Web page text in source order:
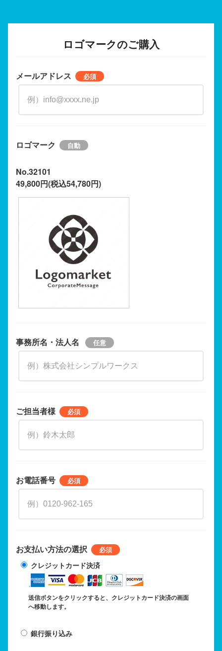
ロゴマークのご購入
メールアドレス
ロゴマーク
No.32101
49,800円(税込54,780円)
事務所名・法人名
ご担当者様
お電話番号
お支払い方法の選択
クレジットカード決済
送信ボタンをクリックすると、クレジットカード決済の画面
へ移動します。
銀行振り込み